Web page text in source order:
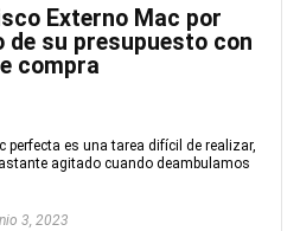
Externo Mac por
de su presupuesto con
compra
perfecta es una tarea difícil de realizar,
agitado cuando deambulamos
3, 2023